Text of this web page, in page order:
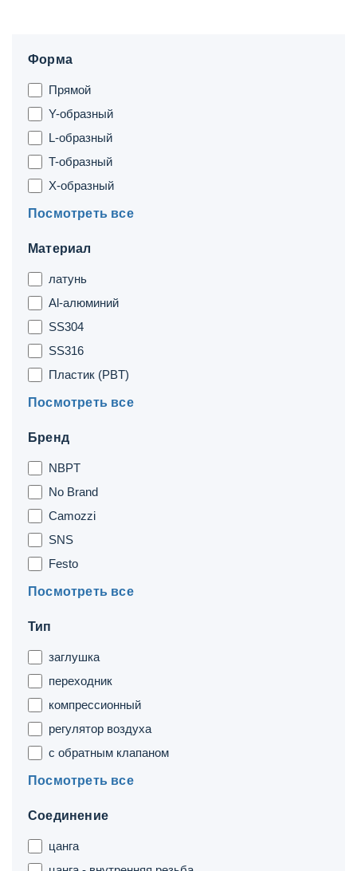
Форма
Прямой
Y-образный
L-образный
T-образный
X-образный
Посмотреть все
Материал
латунь
Al-алюминий
SS304
SS316
Пластик (PBT)
Посмотреть все
Бренд
NBPT
No Brand
Camozzi
SNS
Festo
Посмотреть все
Тип
заглушка
переходник
компрессионный
регулятор воздуха
с обратным клапаном
Посмотреть все
Соединение
цанга